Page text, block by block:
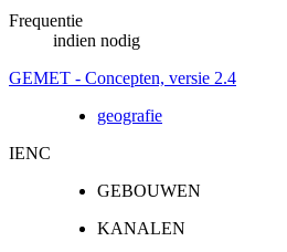
Frequentie
indien nodig
GEMET - Concepten, versie 2.4
geografie
IENC
GEBOUWEN
KANALEN